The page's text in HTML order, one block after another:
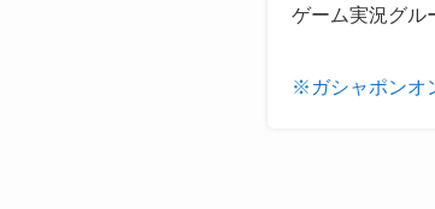
ゲーム実況グル
※ガシャポンオ